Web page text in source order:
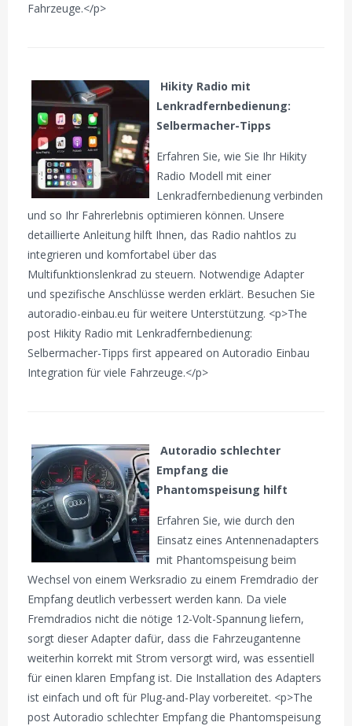
Fahrzeuge.</p>
Hikity Radio mit
Lenkradfernbedienung:
Selbermacher-Tipps
Erfahren Sie, wie Sie Ihr Hikity
Radio Modell mit einer
Lenkradfernbedienung verbinden
und so Ihr Fahrerlebnis optimieren können. Unsere
detaillierte Anleitung hilft Ihnen, das Radio nahtlos zu
integrieren und komfortabel über das
Multifunktionslenkrad zu steuern. Notwendige Adapter
und spezifische Anschlüsse werden erklärt. Besuchen Sie
autoradio-einbau.eu für weitere Unterstützung. <p>The
post Hikity Radio mit Lenkradfernbedienung:
Selbermacher-Tipps first appeared on Autoradio Einbau
Integration für viele Fahrzeuge.</p>
Autoradio schlechter
Empfang die
Phantomspeisung hilft
Erfahren Sie, wie durch den
Einsatz eines Antennenadapters
mit Phantomspeisung beim
Wechsel von einem Werksradio zu einem Fremdradio der
Empfang deutlich verbessert werden kann. Da viele
Fremdradios nicht die nötige 12-Volt-Spannung liefern,
sorgt dieser Adapter dafür, dass die Fahrzeugantenne
weiterhin korrekt mit Strom versorgt wird, was essentiell
für einen klaren Empfang ist. Die Installation des Adapters
ist einfach und oft für Plug-and-Play vorbereitet. <p>The
post Autoradio schlechter Empfang die Phantomspeisung